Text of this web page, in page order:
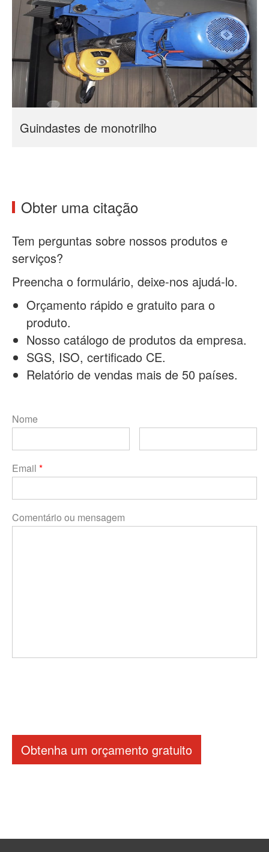
Guindastes de monotrilho
Obter uma citação
Tem perguntas sobre nossos produtos e
serviços?
Preencha o formulário, deixe-nos ajudá-lo.
Orçamento rápido e gratuito para o
produto.
Nosso catálogo de produtos da empresa.
SGS, ISO, certificado CE.
Relatório de vendas mais de 50 países.
Nome
Email *
Comentário ou mensagem
Obtenha um orçamento gratuito